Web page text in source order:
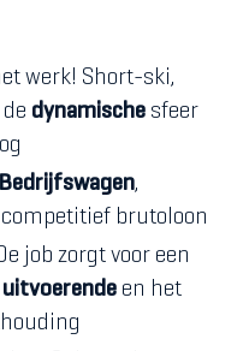
werk! Short-ski,
dynamische sfeer
Bedrijfswagen,
brutoloon
job zorgt voor een
uitvoerende en het